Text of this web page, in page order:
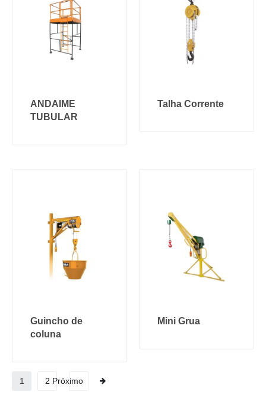
ANDAIME
TUBULAR
Talha Corrente
Guincho de
coluna
Mini Grua
1 2 Próximo